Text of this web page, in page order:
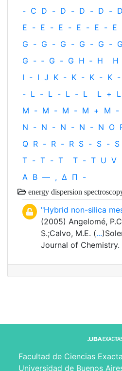
- C D - D - D - D - D
E - E - E - E - E - E
G - G - G - G - G - G
G - ‐ G - G H ‐ H H
I - I J K - K - K - K -
- L - L - L - L L + L
M - M - M - M + M -
N - N - N - N - N O
Q R - R - R S - S - S
T - T - T T - T U V
Α Β — , Δ Π -
energy dispersion
"Hybrid non-silica
(2005) Angelomé,
S.;Calvo, M.E. (...
Journal of
Facultad de Ciencias
Universidad de Buenos